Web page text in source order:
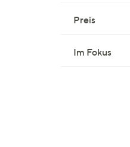
Preis
Im Fokus